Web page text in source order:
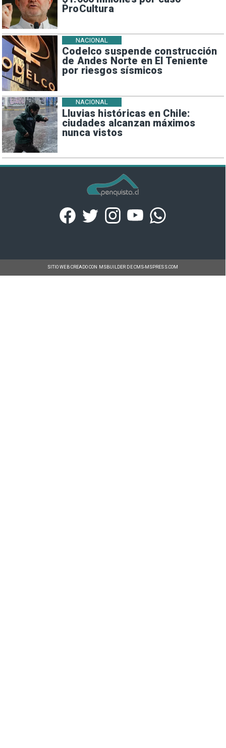
ProCultura
Codelco suspende construcción
de Andes Norte en El Teniente
por riesgos sísmicos
NACIONAL
Lluvias históricas en Chile:
ciudades alcanzan máximos
nunca vistos
NACIONAL
SITIO WEB CREADO CON MSBUILDER DE CMS-MSPRESS.COM